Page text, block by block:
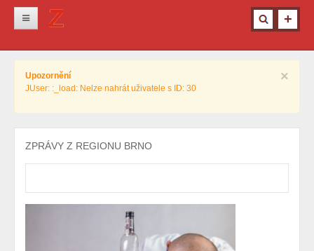
Krimi
Info z města
×
Upozornění
JUser: :_load: Nelze nahrát uživatele s ID: 30
ZPRÁVY Z REGIONU BRNO